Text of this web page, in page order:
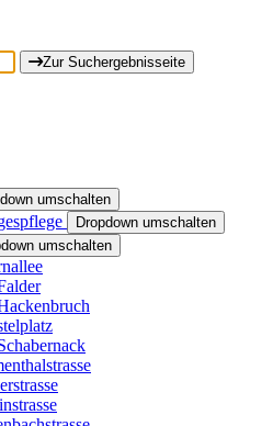
Zur Suchergebnisseite
umschalten
Dropdown umschalten
umschalten